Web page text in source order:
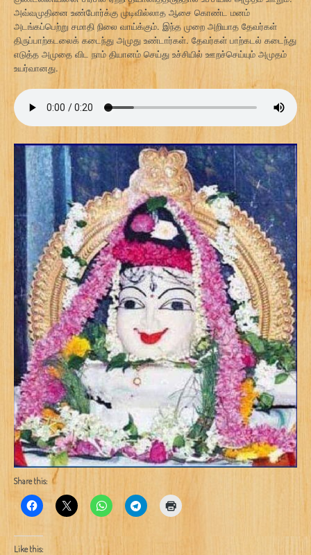
அவ்வமுதினை உண்போர்க்கு முடிவில்லாத ஆசை கொண்ட மனம்
அடங்கப்பெற்று சமாதி நிலை வாய்க்கும். இந்த முறை அறியாத தேவர்கள்
திருப்பாற்கடலைக் கடைந்து அமுது உண்டார்கள். தேவர்கள் பாற்கடல் கடைந்து
எடுத்த அமுதை விட நாம் தியானம் செய்து உச்சியில் ஊறச்செய்யும் அமுதம்
உயர்வானது.
Share this:
Like this: